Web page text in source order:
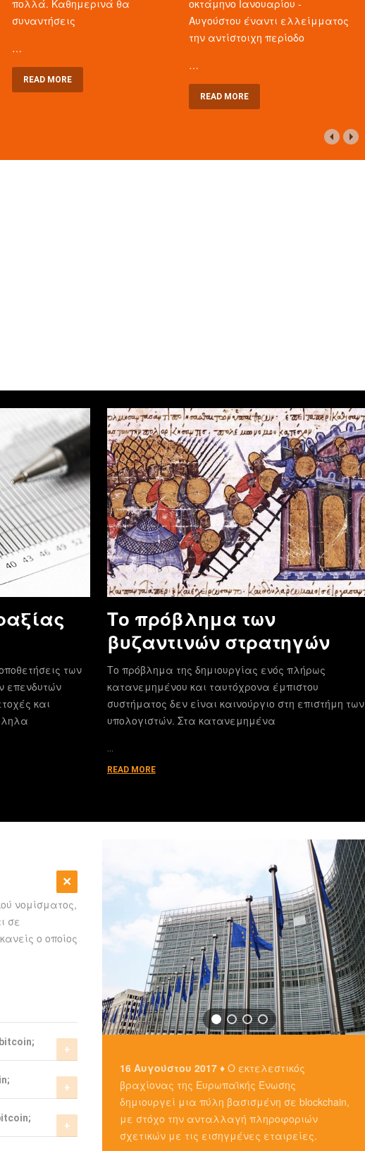
πολλά. Καθημερινά θα
συναντήσεις
…
READ MORE
οκτάμηνο Ιανουαρίου -
Αυγούστου έναντι ελλείμματος
την αντίστοιχη περίοδο
…
READ MORE
των
επενδυτών
και
Το πρόβλημα των
βυζαντινών στρατηγών
Το πρόβλημα της δημιουργίας ενός πλήρως
κατανεμημένου και ταυτόχρονα έμπιστου
συστήματος δεν είναι καινούργιο στη επιστήμη των
υπολογιστών. Στα κατανεμημένα
READ MORE
νομίσματος,
σε
ο οποίος
από τα
γίνεται
τουαπό τα
16 Αυγούστου 2017 ♦ Ο εκτελεστικός
βραχίονας της Ευρωπαϊκής Ένωσης
δημιουργεί μια πύλη βασισμένη σε blockchain,
με στόχο την ανταλλαγή πληροφοριών
σχετικών με τις εισηγμένες εταιρείες.